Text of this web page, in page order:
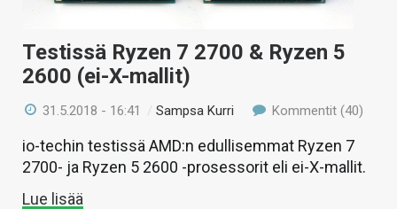
Testissä Ryzen 7 2700 & Ryzen 5
2600 (ei-X-mallit)
31.5.2018 - 16:41 /Sampsa Kurri Kommentit (40)
io-techin testissä AMD:n edullisemmat Ryzen 7
2700- ja Ryzen 5 2600 -prosessorit eli ei-X-mallit.
Lue lisää